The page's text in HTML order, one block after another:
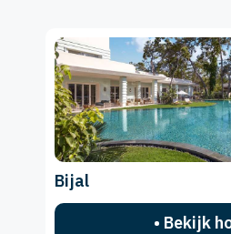
Bijal
• Bekijk